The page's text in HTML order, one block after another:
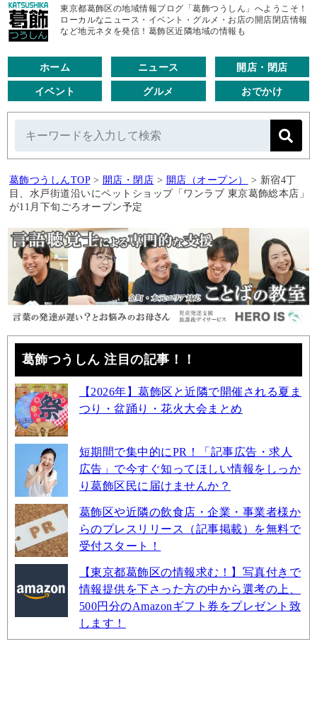
東京都葛飾区の地域情報ブログ「葛飾つうしん」へようこそ！
ローカルなニュース・イベント・グルメ・お店の開店閉店情報
など地元ネタを発信！葛飾区近隣地域の情報も
ホーム ニュース 開店・閉店
イベント グルメ おでかけ
葛飾つうしんTOP > 開店・閉店 > 開店（オープン） > 新宿4丁
目、水戸街道沿いにペットショップ「ワンラブ 東京葛飾総本店」
が11月下旬ごろオープン予定
葛飾つうしん 注目の記事！！
【2026年】葛飾区と近隣で開催される夏ま
つり・盆踊り・花火大会まとめ
短期間で集中的にPR！「記事広告・求人
広告」で今すぐ知ってほしい情報をしっか
り葛飾区民に届けませんか？
葛飾区や近隣の飲食店・企業・事業者様か
らのプレスリリース（記事掲載）を無料で
受付スタート！
【東京都葛飾区の情報求む！】写真付きで
情報提供を下さった方の中から選考の上、
500円分のAmazonギフト券をプレゼント致
します！